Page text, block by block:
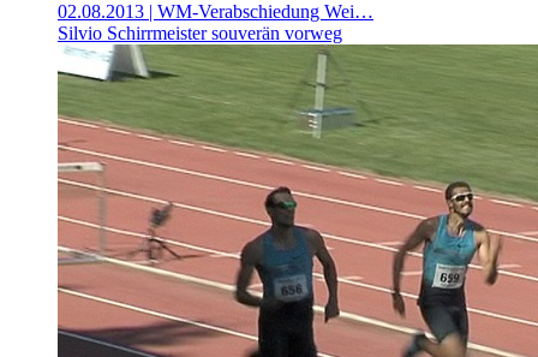
02.08.2013 | WM-Verabschiedung Wei…
Silvio Schirrmeister souverän vorweg